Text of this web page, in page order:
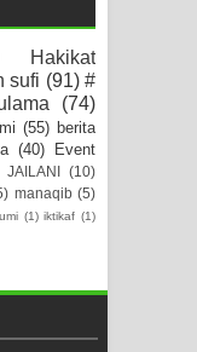
Hakikat
sufi (91) #
(74)
(55) berita
(40)
Event
(10)
manaqib (5)
(1) iktikaf (1)